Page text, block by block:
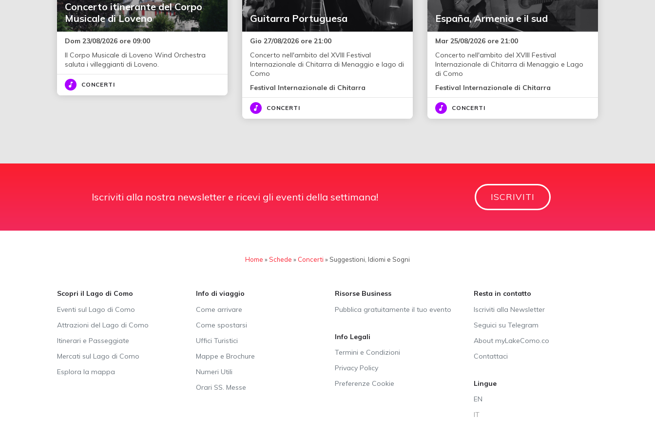
Concerto itinerante del Corpo
Musicale di Loveno
Dom 23/08/2026 ore 09:00
Il Corpo Musicale di Loveno Wind Orchestra
saluta i villeggianti di Loveno.
CONCERTI
Guitarra Portuguesa
Gio 27/08/2026 ore 21:00
Concerto nell'ambito del XVIII Festival
Internazionale di Chitarra di Menaggio e lago di
Como
Festival Internazionale di Chitarra
CONCERTI
España, Armenia e il sud
Mar 25/08/2026 ore 21:00
Concerto nell'ambito del XVIII Festival
Internazionale di Chitarra di Menaggio e Lago
di Como
Festival Internazionale di Chitarra
CONCERTI
Iscriviti alla nostra newsletter e ricevi gli eventi della settimana! ISCRIVITI
Home »Schede » Concerti » Suggestioni, Idiomi e Sogni
Scopri il Lago di Como
Eventi sul Lago di Como
Attrazioni del Lago di Como
Itinerari e Passeggiate
Mercati sul Lago di Como
Esplora la mappa
Info di viaggio
Come arrivare
Come spostarsi
Uffici Turistici
Mappe e Brochure
Numeri Utili
Orari SS. Messe
Risorse Business
Pubblica gratuitamente il tuo evento
Info Legali
Termini e Condizioni
Privacy Policy
Preferenze Cookie
Resta in contatto
Iscriviti alla Newsletter
Seguici su Telegram
About myLakeComo.co
Contattaci
Lingue
EN
IT